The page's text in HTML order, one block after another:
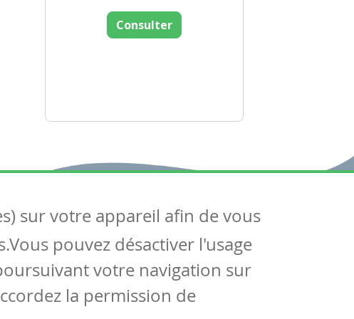
Consulter
Suivez-nous
Contactez-nous
Soutien scolaire
sur votre appareil afin de vous
pouvez désactiver l'usage
votre navigation sur
la permission de